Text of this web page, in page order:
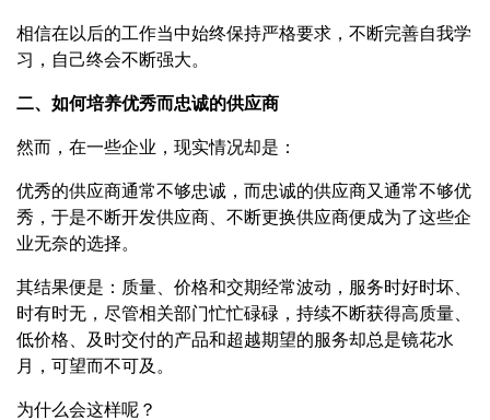
相信在以后的工作当中始终保持严格要求，不断完善自我学
习，自己终会不断强大。
二、如何培养优秀而忠诚的供应商
然而，在一些企业，现实情况却是：
优秀的供应商通常不够忠诚，而忠诚的供应商又通常不够优
秀，于是不断开发供应商、不断更换供应商便成为了这些企
业无奈的选择。
其结果便是：质量、价格和交期经常波动，服务时好时坏、
时有时无，尽管相关部门忙忙碌碌，持续不断获得高质量、
低价格、及时交付的产品和超越期望的服务却总是镜花水
月，可望而不可及。
为什么会这样呢？